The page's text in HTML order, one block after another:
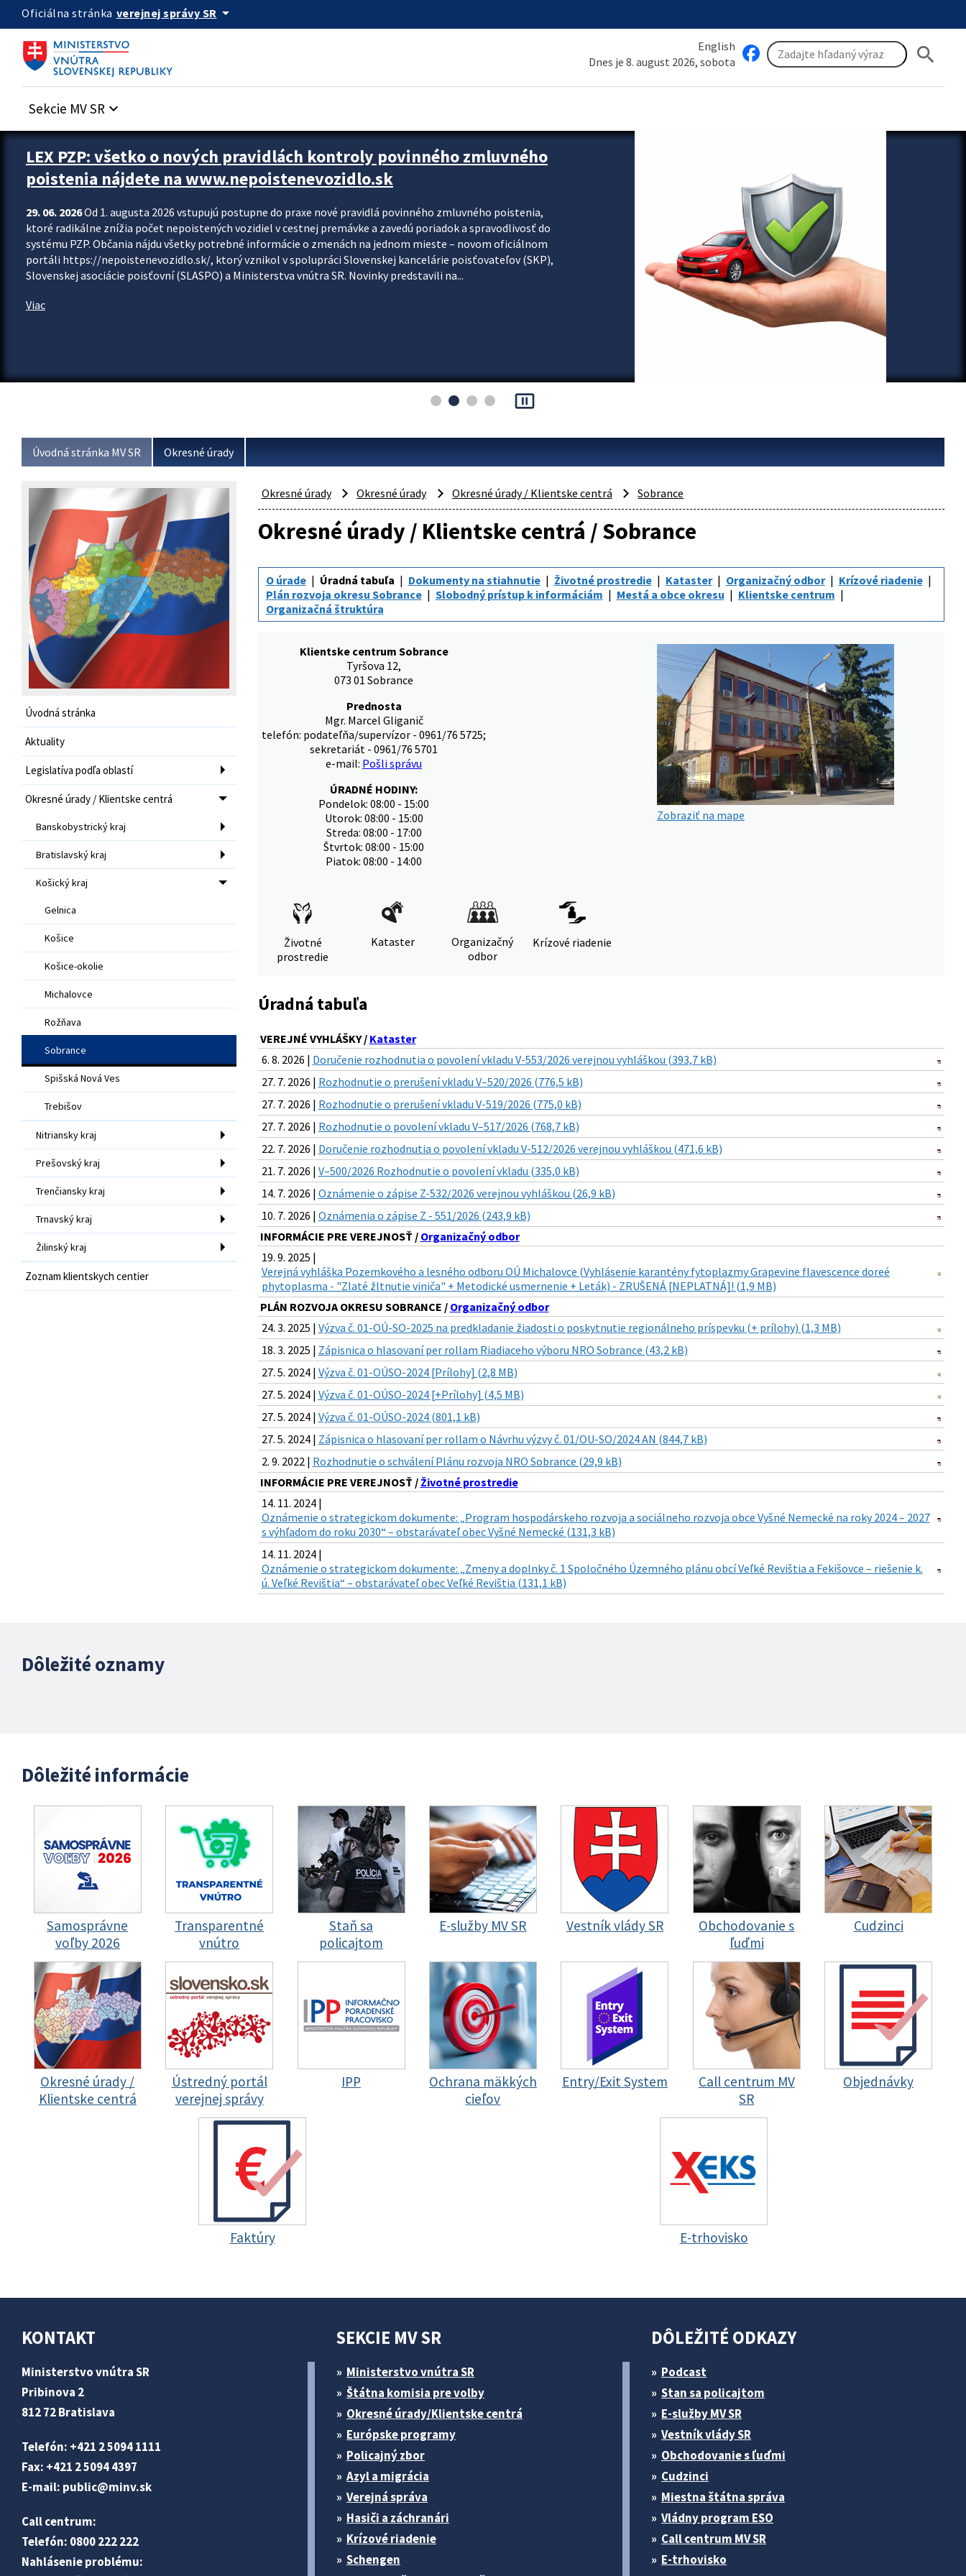
Preskocit na hlavný obsah
Oficiálna stránka verejnej správy SR arrow_drop_down
English
Dnes je 8. august 2026, sobota
search
Sekcie MV SR keyboard_arrow_down
Zastavit automatický posun upútavok
LEX PZP: všetko o nových pravidlách kontroly povinného zmluvného
poistenia nájdete na www.nepoistenevozidlo.sk
29. 06. 2026Od 1. augusta 2026 vstupujú postupne do praxe nové pravidlá povinného zmluvného poistenia,
ktoré radikálne znížia počet nepoistených vozidiel v cestnej premávke a zavedú poriadok a spravodlivosť do
systému PZP. Občania nájdu všetky potrebné informácie o zmenách na jednom mieste – novom oficiálnom
portáli https://nepoistenevozidlo.sk/, ktorý vznikol v spolupráci Slovenskej kancelárie poisťovateľov (SKP),
Slovenskej asociácie poisťovní (SLASPO) a Ministerstva vnútra SR. Novinky predstavili na...
Viac
pause_presentation
Úvodná stránka MV SR Okresné úrady
Úvodná stránka
Aktuality
Legislatíva podľa oblastí
Okresné úrady / Klientske centrá
Banskobystrický kraj
Bratislavský kraj
Košický kraj
Gelnica
Košice
Košice-okolie
Michalovce
Rožňava
Sobrance
Spišská Nová Ves
Trebišov
Nitriansky kraj
Prešovský kraj
Trenčiansky kraj
Trnavský kraj
Žilinský kraj
Zoznam klientskych centier
Okresné úrady Okresné úrady Okresné úrady / Klientske centrá Sobrance
Okresné úrady / Klientske centrá / Sobrance
O úrade Úradná tabuľa Dokumenty na stiahnutie Životné prostredie Kataster Organizačný odbor
Krízové riadenie
Plán rozvoja okresu Sobrance
Slobodný prístup k informáciám Mestá a obce okresu
Klientske centrum
Organizačná štruktúra
Klientske centrum Sobrance
Tyršova 12,
073 01 Sobrance
Prednosta
Mgr. Marcel Gliganič
telefón: podateľňa/supervízor - 0961/76 5725;
sekretariát - 0961/76 5701
e-mail: Pošli správu
ÚRADNÉ HODINY:
Pondelok: 08:00 - 15:00
Utorok: 08:00 - 15:00
Streda: 08:00 - 17:00
Štvrtok: 08:00 - 15:00
Piatok: 08:00 - 14:00
Zobraziť na mape
Životné
prostredie
Kataster
Organizačný
odbor
Krízové riadenie
Úradná tabuľa
VEREJNÉ VYHLÁŠKY / Kataster
6. 8. 2026 | Doručenie rozhodnutia o povolení vkladu V-553/2026 verejnou vyhláškou (393,7 kB)
27. 7. 2026 | Rozhodnutie o prerušení vkladu V–520/2026 (776,5 kB)
27. 7. 2026 | Rozhodnutie o prerušení vkladu V-519/2026 (775,0 kB)
27. 7. 2026 | Rozhodnutie o povolení vkladu V–517/2026 (768,7 kB)
22. 7. 2026 | Doručenie rozhodnutia o povolení vkladu V-512/2026 verejnou vyhláškou (471,6 kB)
21. 7. 2026 | V–500/2026 Rozhodnutie o povolení vkladu (335,0 kB)
14. 7. 2026 | Oznámenie o zápise Z-532/2026 verejnou vyhláškou (26,9 kB)
10. 7. 2026 | Oznámenia o zápise Z - 551/2026 (243,9 kB)
INFORMÁCIE PRE VEREJNOSŤ / Organizačný odbor
19. 9. 2025 |
Verejná vyhláška Pozemkového a lesného odboru OÚ Michalovce (Vyhlásenie karantény fytoplazmy Grapevine flavescence doreé
phytoplasma - "Zlaté žltnutie viniča" + Metodické usmernenie + Leták) - ZRUŠENÁ [NEPLATNÁ]! (1,9 MB)
PLÁN ROZVOJA OKRESU SOBRANCE / Organizačný odbor
24. 3. 2025 | Výzva č. 01-OÚ-SO-2025 na predkladanie žiadosti o poskytnutie regionálneho príspevku (+ prílohy) (1,3 MB)
18. 3. 2025 | Zápisnica o hlasovaní per rollam Riadiaceho výboru NRO Sobrance (43,2 kB)
27. 5. 2024 | Výzva č. 01-OÚSO-2024 [Prílohy] (2,8 MB)
27. 5. 2024 | Výzva č. 01-OÚSO-2024 [+Prílohy] (4,5 MB)
27. 5. 2024 | Výzva č. 01-OÚSO-2024 (801,1 kB)
27. 5. 2024 | Zápisnica o hlasovaní per rollam o Návrhu výzvy č. 01/OU-SO/2024 AN (844,7 kB)
2. 9. 2022 | Rozhodnutie o schválení Plánu rozvoja NRO Sobrance (29,9 kB)
INFORMÁCIE PRE VEREJNOSŤ / Životné prostredie
14. 11. 2024 |
Oznámenie o strategickom dokumente: „Program hospodárskeho rozvoja a sociálneho rozvoja obce Vyšné Nemecké na roky 2024 – 2027
s výhľadom do roku 2030“ – obstarávateľ obec Vyšné Nemecké (131,3 kB)
14. 11. 2024 |
Oznámenie o strategickom dokumente: „Zmeny a doplnky č. 1 Spoločného Územného plánu obcí Veľké Revištia a Fekišovce – riešenie k.
ú. Veľké Revištia“ – obstarávateľ obec Veľké Revištia (131,1 kB)
Dôležité oznamy
Dôležité informácie
Samosprávne
voľby 2026
Transparentné
vnútro
Staň sa
policajtom
E-služby MV SR Vestník vlády SR
Obchodovanie s
ľuďmi
Cudzinci
Okresné úrady /
Klientske centrá
Ústredný portál
verejnej správy
IPP
Ochrana mäkkých
cieľov
Entry/Exit System
Call centrum MV
SR
Objednávky
Faktúry E-trhovisko
KONTAKT
Ministerstvo vnútra SR
Pribinova 2
812 72 Bratislava
Telefón: +421 2 5094 1111
Fax: +421 2 5094 4397
E-mail: public@minv.sk
Call centrum:
Telefón: 0800 222 222
Nahlásenie problému:
SEKCIE MV SR
Ministerstvo vnútra SR
Štátna komisia pre volby
Okresné úrady/Klientske centrá
Európske programy
Policajný zbor
Azyl a migrácia
Verejná správa
Hasiči a záchranári
Krízové riadenie
Schengen
DÔLEŽITÉ ODKAZY
Podcast
Stan sa policajtom
E-služby MV SR
Vestník vlády SR
Obchodovanie s ľuďmi
Cudzinci
Miestna štátna správa
Vládny program ESO
Call centrum MV SR
E-trhovisko